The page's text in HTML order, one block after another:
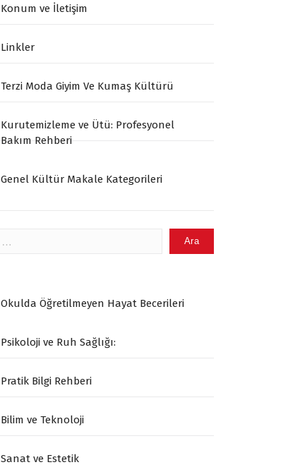
Konum ve İletişim
Linkler
Terzi Moda Giyim Ve Kumaş Kültürü
Kurutemizleme ve Ütü: Profesyonel
Bakım Rehberi
Genel Kültür Makale Kategorileri
Okulda Öğretilmeyen Hayat Becerileri
Psikoloji ve Ruh Sağlığı:
Pratik Bilgi Rehberi
Bilim ve Teknoloji
Sanat ve Estetik